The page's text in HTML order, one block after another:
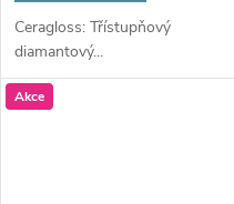
Ceragloss: Třístupňový
diamantový...
Akce